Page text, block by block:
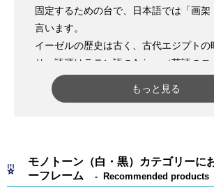
固定するための台で、日本語では「画架
言います。
イーゼルの歴史は古く、古代エジプトの
り、語源はラテン語のAsinus（英語のロ
源）から由来していると言われています。
一般的に、デッサンやスケッチの際に画
ームに入れて飾ったり、ホテルや飲食店
ーを入れて掲示したりなど、さまざまな
もっと見る
モノトーン（白・黒）カテゴリーに
ーフレーム
Recommended products